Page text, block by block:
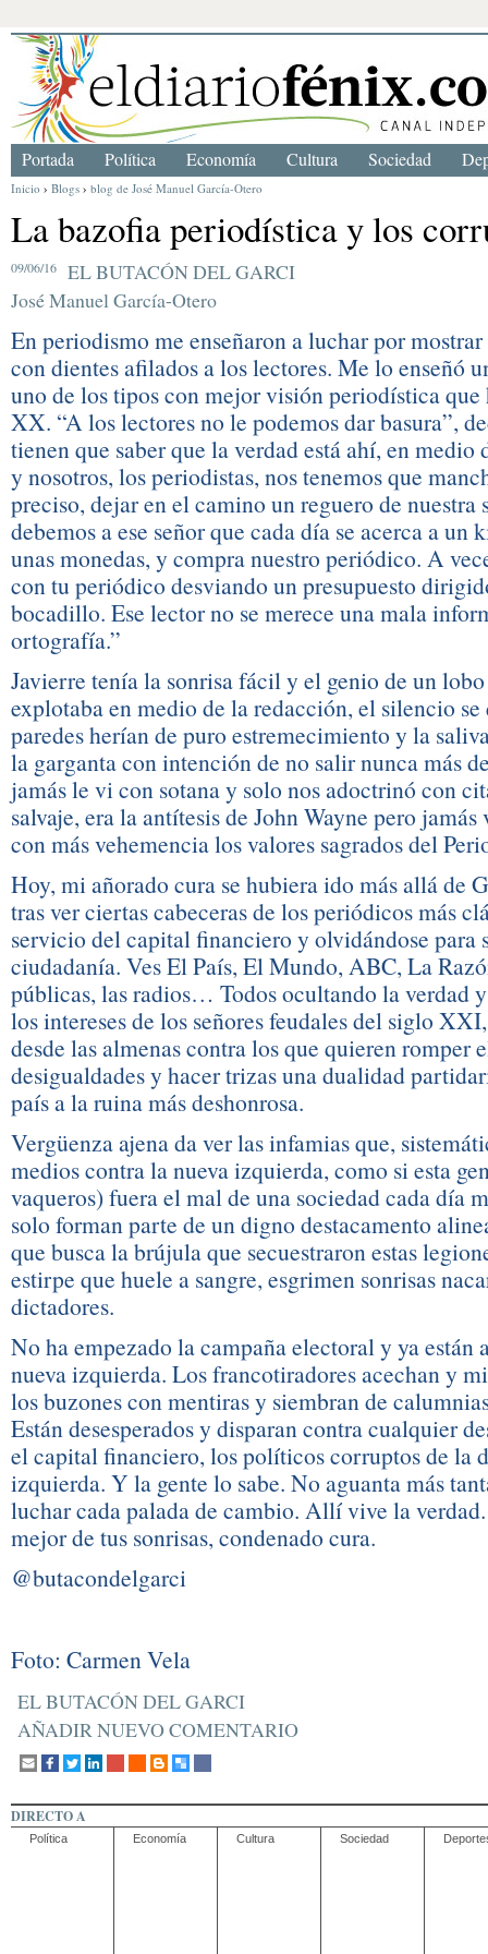
Inicio › Blogs › blog de José Manuel García-Otero
La bazofia periodística y los
09/06/16
EL BUTACÓN DEL GARCI
José Manuel García-Otero
En periodismo me enseñaron a luchar por
con dientes afilados a los lectores. Me lo enseñó
uno de los tipos con mejor visión periodística
XX. “A los lectores no le podemos dar basura”,
tienen que saber que la verdad está ahí, en
y nosotros, los periodistas, nos tenemos que
preciso, dejar en el camino un reguero de nuestra
debemos a ese señor que cada día se acerca a un
unas monedas, y compra nuestro periódico. A
con tu periódico desviando un presupuesto
bocadillo. Ese lector no se merece una mala
ortografía.”
Javierre tenía la sonrisa fácil y el genio de un
explotaba en medio de la redacción, el silencio se
paredes herían de puro estremecimiento y la
la garganta con intención de no salir nunca más
jamás le vi con sotana y solo nos adoctrinó con
salvaje, era la antítesis de John Wayne pero
con más vehemencia los valores sagrados del
Hoy, mi añorado cura se hubiera ido más allá de
tras ver ciertas cabeceras de los periódicos más
servicio del capital financiero y olvidándose para
ciudadanía. Ves El País, El Mundo, ABC, La
públicas, las radios… Todos ocultando la verdad
los intereses de los señores feudales del siglo
desde las almenas contra los que quieren romper
desigualdades y hacer trizas una dualidad
país a la ruina más deshonrosa.
Vergüenza ajena da ver las infamias que,
medios contra la nueva izquierda, como si esta
vaqueros) fuera el mal de una sociedad cada día
solo forman parte de un digno destacamento
que busca la brújula que secuestraron estas
estirpe que huele a sangre, esgrimen sonrisas
dictadores.
No ha empezado la campaña electoral y ya están
nueva izquierda. Los francotiradores acechan y
los buzones con mentiras y siembran de
Están desesperados y disparan contra cualquier
el capital financiero, los políticos corruptos de la
izquierda. Y la gente lo sabe. No aguanta más
luchar cada palada de cambio. Allí vive la
mejor de tus sonrisas, condenado cura.
@butacondelgarci
Foto: Carmen Vela
EL BUTACÓN DEL GARCI
AÑADIR NUEVO COMENTARIO
Portada Política Economía Cultura Sociedad
DIRECTO A
Política Economía Cultura Sociedad